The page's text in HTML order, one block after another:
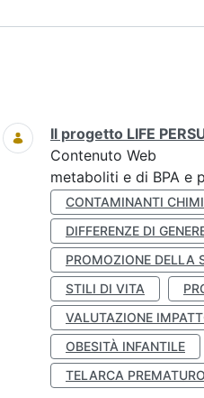
Il progetto LIFE
Contenuto Web
metaboliti e di BPA e
CONTAMINANTI
DIFFERENZE DI
PROMOZIONE DELLA
STILI DI VITA
VALUTAZIONE
OBESITÀ INFANTILE
TELARCA PREMATURO